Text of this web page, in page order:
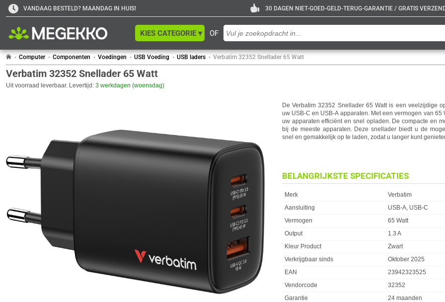
VANDAAG BESTELD? MAANDAG IN HUIS! 30 DAGEN NIET-GOED-GELD-TERUG-GARANTIE / GRATIS
OF
KIES CATEGORIE ▾
Computer Componenten Voedingen USB Voeding USB laders Verbatim 32352 Snellader 65 Watt
Verbatim 32352 Snellader 65 Watt
Uit voorraad leverbaar. Levertijd: 3 werkdagen (woensdag)
De Verbatim 32352 Snellader 65 Watt is een veelzijdige
uw USB-C en USB-A apparaten. Met een vermogen van 65
uw apparaten efficiënt en snel opladen. De compacte en
bij de meeste apparaten. Deze snellader biedt u de
snel en gemakkelijk op te laden, zodat u langer kunt
BELANGRIJKSTE SPECIFICATIES
Eigenschap
Merk
Verbatim
Aansluiting
USB-A, USB-C
Vermogen
65 Watt
Output
1.3 A
Kleur Product
Zwart
Verkrijgbaar sinds
Oktober 2025
EAN
23942323525
Vendorcode
32352
Garantie
24 maanden